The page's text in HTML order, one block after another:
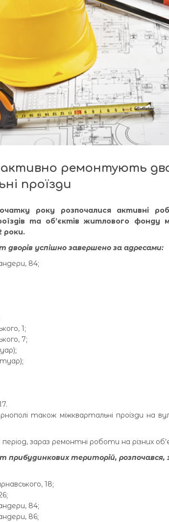
активно ремонтують
проїзди
року розпочалися активні
та об’єктів житлового фонду
роки.
дворів успішно завершено за адресами:
84;
1;
7;
також міжквартальні проїзди на
зараз ремонтні роботи на різних
прибудинкових територій, розпочався,
18;
84;
86;